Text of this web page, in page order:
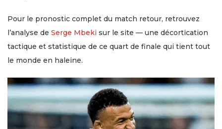
Pour le pronostic complet du match retour, retrouvez
l’analyse de Serge Mbeki sur le site — une décortication
tactique et statistique de ce quart de finale qui tient tout
le monde en haleine.